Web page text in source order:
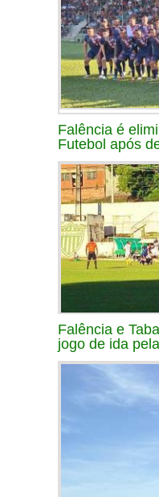
Falência é
Futebol após
Falência e
jogo de ida